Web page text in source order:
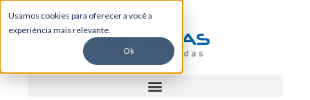
Usamos cookies para oferecer a você a
experiência mais relevante.
Ok